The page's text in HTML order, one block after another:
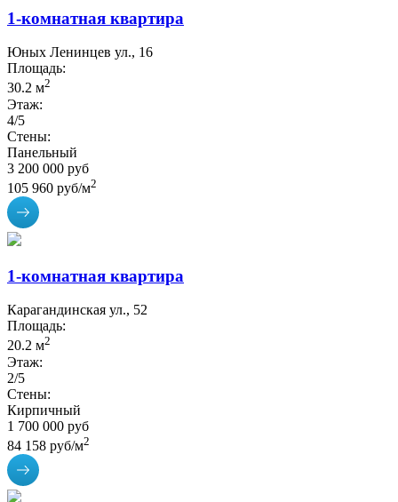
1-комнатная квартира
Юных Ленинцев ул., 16
Площадь:
30.2 м2
Этаж:
4/5
Стены:
Панельный
3 200 000 руб
105 960 руб/м2
1-комнатная квартира
Карагандинская ул., 52
Площадь:
20.2 м2
Этаж:
2/5
Стены:
Кирпичный
1 700 000 руб
84 158 руб/м2